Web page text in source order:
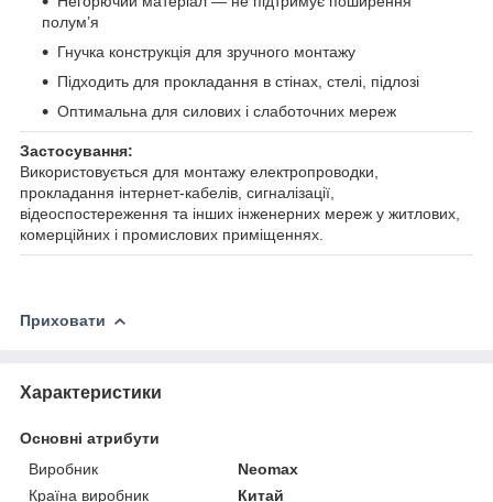
полум’я
Гнучка конструкція для зручного монтажу
Підходить для прокладання в стінах, стелі, підлозі
Оптимальна для силових і слаботочних мереж
Застосування:
Використовується для монтажу електропроводки,
прокладання інтернет-кабелів, сигналізації,
відеоспостереження та інших інженерних мереж у житлових,
комерційних і промислових приміщеннях.
Приховати
Характеристики
Основні атрибути
Виробник
Neomax
Країна виробник
Китай